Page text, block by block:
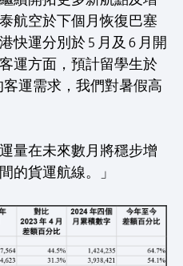
航空於下個月恢復巴塞
快運分別於 5 月及 6 月開
運方面，預計留學生於
運需求，我們對暑假高
量在未來數月將穩步增
的貨運航線。」